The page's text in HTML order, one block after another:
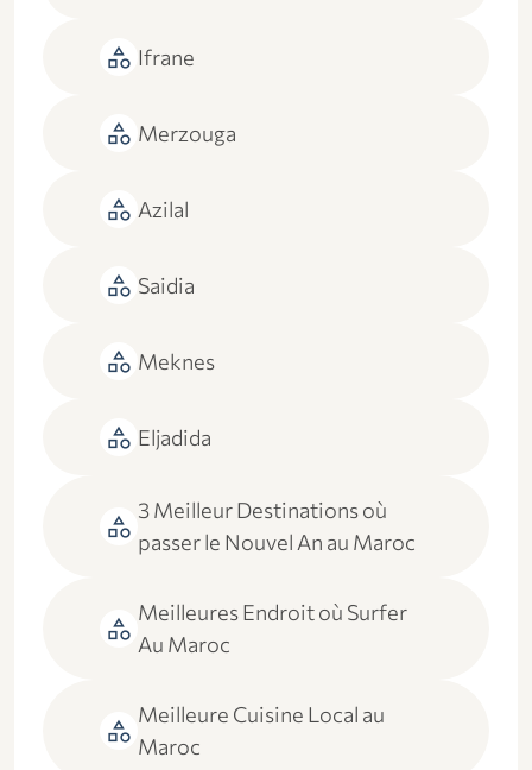
category Ifrane
category Merzouga
category Azilal
category Saidia
category Meknes
category Eljadida
category 3 Meilleur Destinations où
passer le Nouvel An au Maroc
category Meilleures Endroit où Surfer
Au Maroc
category Meilleure Cuisine Local au
Maroc